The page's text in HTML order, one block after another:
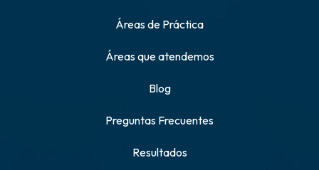
Áreas de Práctica
Áreas que atendemos
Blog
Preguntas Frecuentes
Resultados